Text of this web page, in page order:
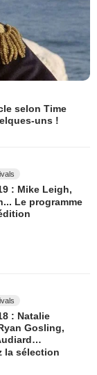
selon Time
uns !
: Mike Leigh,
Le programme
: Natalie
Gosling,
la sélection